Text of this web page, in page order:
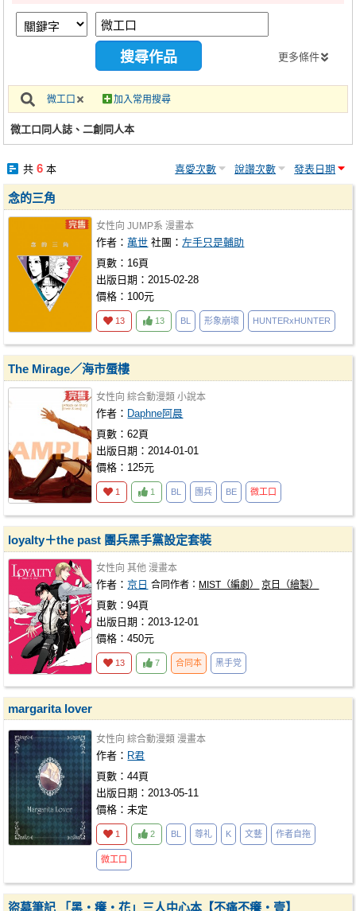
攤位轉讓區
會員中心
註冊會員
更多條件
微工口 加入常用搜尋
微工口同人誌、二創同人本
共 6本 喜愛次數 說讚次數 發表日期
念的三角
女性向 JUMP系 漫畫本
作者：萬世 社團：左手只是輔助
頁數：16頁
出版日期：2015-02-28
價格：100元
13 13 BL 形象崩壞 HUNTERxHUNTER
The Mirage／海市蜃樓
女性向 綜合動漫類 小說本
作者： Daphne阿晨
頁數：62頁
出版日期：2014-01-01
價格：125元
1 1 BL 團兵 BE 微工口
loyalty＋the past 團兵黑手黨設定套裝
女性向 其他 漫畫本
作者：京日 合同作者： MIST（編劇） 京日（繪製）
頁數：94頁
出版日期：2013-12-01
價格：450元
13 7 合同本 黑手党
margarita lover
女性向 綜合動漫類 漫畫本
作者： R君
頁數：44頁
出版日期：2013-05-11
價格：未定
1 2 BL 尊礼 K 文藝 作者自拖
微工口
盜墓筆記 「黑‧癢‧花」三人中心本【不痛不癢‧壹】